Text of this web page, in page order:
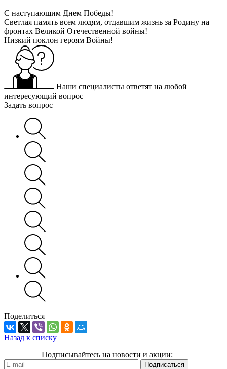
С наступающим Днем Победы!
Светлая память всем людям, отдавшим жизнь за Родину на
фронтах Великой Отечественной войны!
Низкий поклон героям Войны!
Наши специалисты ответят на любой
интересующий вопрос
Задать вопрос
Поделиться
Назад к списку
Подписывайтесь на новости и акции: